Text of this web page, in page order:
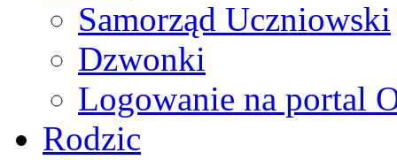
Samorząd Uczniowski
Dzwonki
Logowanie na portal
Rodzic